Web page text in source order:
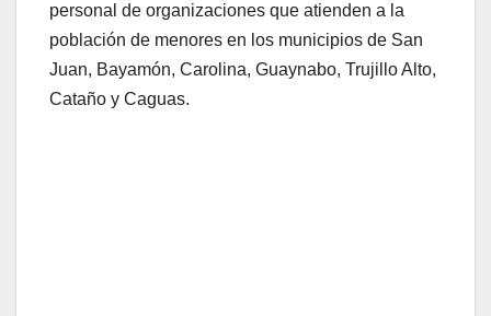
personal de organizaciones que atienden a la
población de menores en los municipios de San
Juan, Bayamón, Carolina, Guaynabo, Trujillo Alto,
Cataño y Caguas.